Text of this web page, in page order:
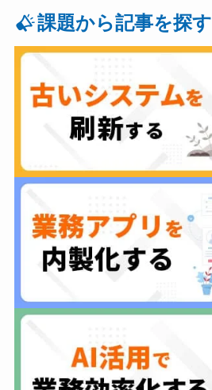
課題から記事を探す